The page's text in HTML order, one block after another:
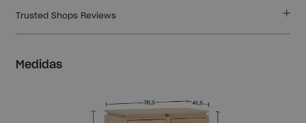
Medidas
Trusted Shops Reviews